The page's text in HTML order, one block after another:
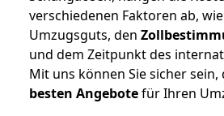
verschiedenen Faktoren ab,
Umzugsguts, den
und dem Zeitpunkt des
Mit uns können Sie sicher sein,
besten Angebotefür Ihren